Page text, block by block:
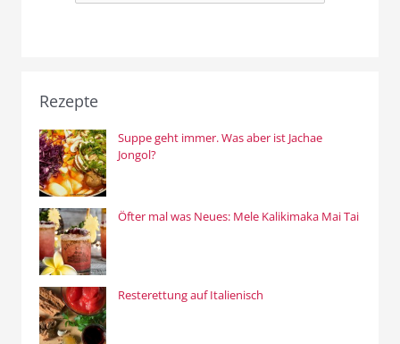
Rezepte
Suppe geht immer. Was aber ist Jachae
Jongol?
Öfter mal was Neues: Mele Kalikimaka Mai Tai
Resterettung auf Italienisch